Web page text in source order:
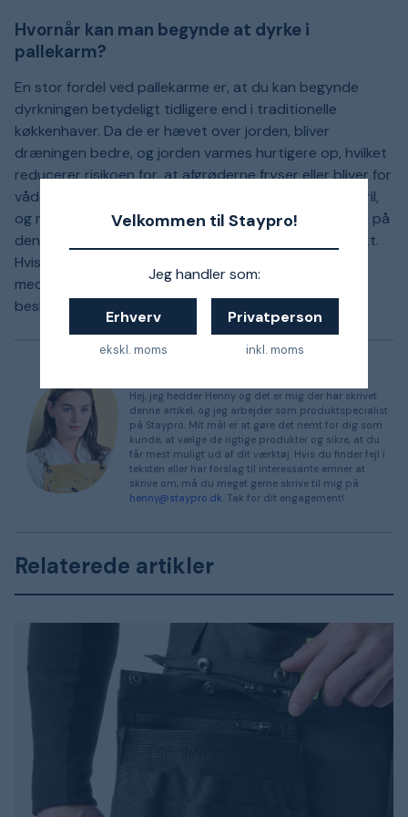
Velkommen til Staypro!
Jeg handler som:
Erhverv
ekskl. moms
Privatperson
inkl. moms
Hvornår kan man begynde at dyrke i
pallekarm?
En stor fordel ved pallekarme er, at du kan begynde
dyrkningen betydeligt tidligere end i traditionelle
køkkenhaver. Da de er hævet over jorden, bliver
dræningen bedre, og jorden varmes hurtigere op, hvilket
reducerer risikoen for, at afgrøderne fryser eller bliver for
våde. Kartofler kan for eksempel lægges allerede i april,
og når det gælder grøntsager og blomster, kan du se på
den enkelte frøpose for at finde det rette såtidspunkt.
Hvis der varsles koldt vejr, kan du beskytte planterne
med en fiberdug om natten, så de holdes varme og
beskyttede.
Hej, jeg hedder Henny og det er mig der har skrivet
denne artikel, og jeg arbejder som produktspecialist
på Staypro. Mit mål er at gøre det nemt for dig som
kunde, at vælge de rigtige produkter og sikre, at du
får mest muligt ud af dit værktøj. Hvis du finder fejl i
teksten eller har forslag til interessante emner at
skrive om, må du meget gerne skrive til mig på
henny@staypro.dk. Tak for dit engagement!
Relaterede artikler